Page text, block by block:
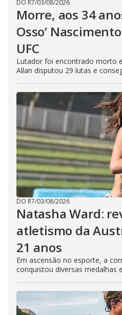
DO R7/03/08/2026
Morre, aos 34
Osso’
UFC
Lutador foi encontrado morto
Allan disputou 29 lutas e
DO R7/03/08/2026
Natasha Ward:
atletismo da
21 anos
Em ascensão no esporte, a
conquistou diversas medalhas